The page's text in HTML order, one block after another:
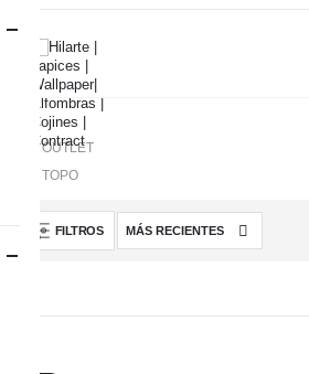
OUTLET
TOPO
FILTROS